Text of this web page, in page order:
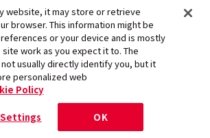
もう1回やらせてください！』っ
と、どんどん書き始める
website, it may store or retrieve
browser. This information might be
or your device and is mostly
work as you expect it to. The
usually directly identify you, but it
personalized web
Policy
OK